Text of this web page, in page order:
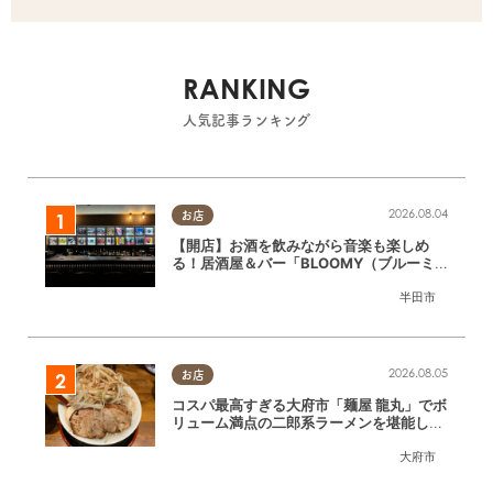
RANKING
人気記事ランキング
お店
半田市
2026.08.04
【開店】お酒を飲みながら音楽も楽しめ
る！居酒屋＆バー「BLOOMY（ブルーミ
お店
大府市
2026.08.05
コスパ最高すぎる大府市「麺屋 龍丸」でボ
リューム満点の二郎系ラーメンを堪能して